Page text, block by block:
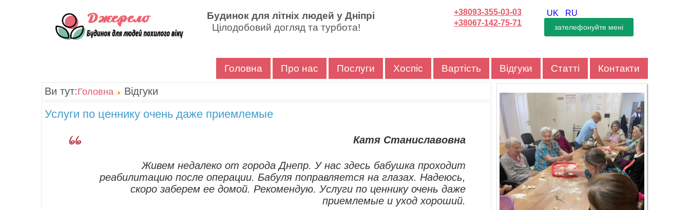
Будинок для літніх людей у Дніпрі
Цілодобовий догляд та турбота!
+38093-355-03-03
+38067-142-75-71
UK RU
Головна Про нас Послуги Хоспіс Вартість Відгуки Статті Контакти
Ви тут:Головна Відгуки
Услуги по ценнику очень даже приемлемые
Катя Станиславовна
Живем недалеко от города Днепр. У нас здесь бабушка проходит
реабилитацию после операции. Бабуля поправляется на глазах. Надеюсь,
скоро заберем ее домой. Рекомендую. Услуги по ценнику очень даже
приемлемые и уход хороший.